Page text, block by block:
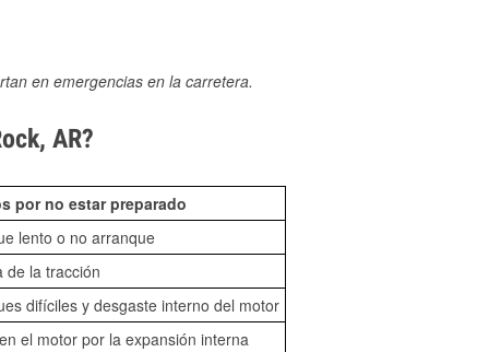
en emergencias en la carretera.
AR?
por no estar preparado
lento o no arranque
de la tracción
difíciles y desgaste interno del motor
el motor por la expansión interna